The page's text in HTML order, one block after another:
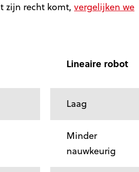
zijn recht komt, vergelijken we
Lineaire robot
Laag
Minder
nauwkeurig